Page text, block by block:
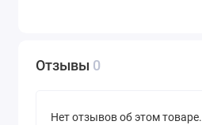
Отзывы 0
Нет отзывов об этом товаре.